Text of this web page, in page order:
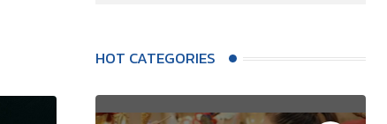
HOT CATEGORIES